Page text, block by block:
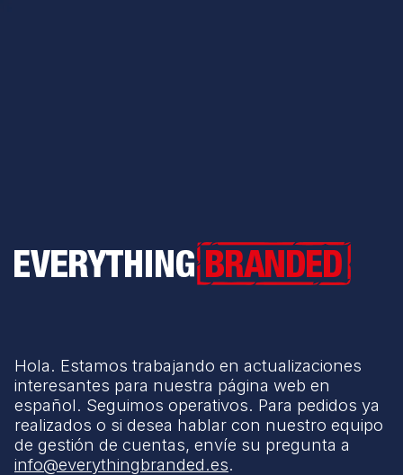
Everything Branded
Hola. Estamos trabajando en actualizaciones
interesantes para nuestra página web en
español. Seguimos operativos. Para pedidos ya
realizados o si desea hablar con nuestro equipo
de gestión de cuentas, envíe su pregunta a
info@everythingbranded.es.